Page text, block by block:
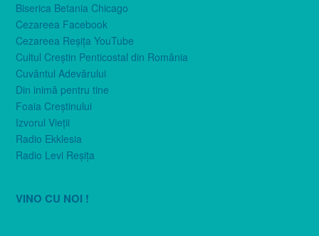
Biserica Betania Chicago
Cezareea Facebook
Cezareea Reşiţa YouTube
Cultul Creştin Penticostal din România
Cuvântul Adevărului
Din inimă pentru tine
Foaia Creştinului
Izvorul Vieţii
Radio Ekklesia
Radio Levi Reşiţa
VINO CU NOI !